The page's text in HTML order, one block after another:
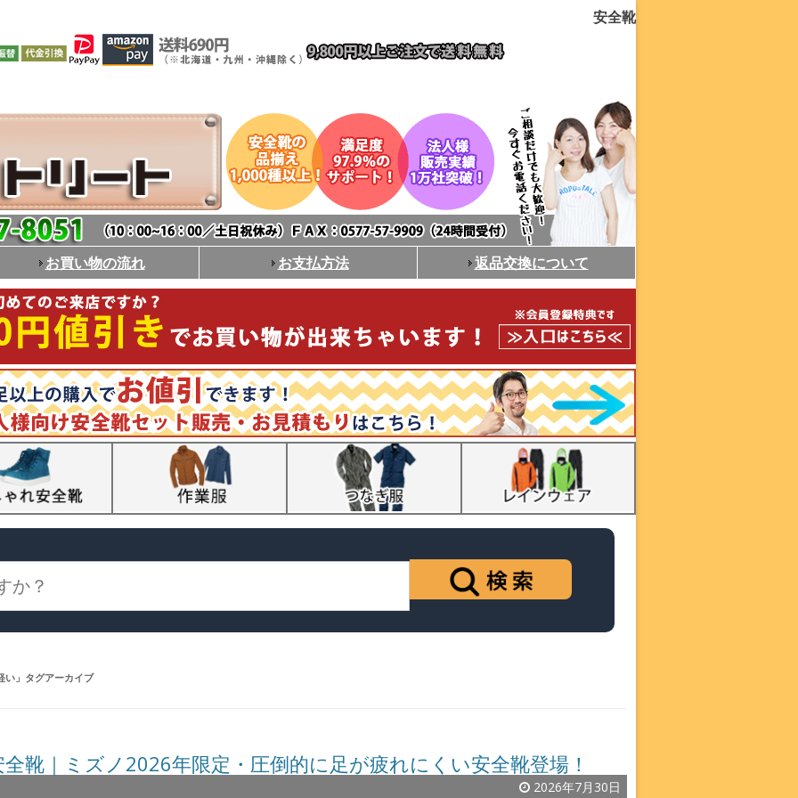
安全靴
お買い物の流れ お支払方法 返品交換について
い 」タグアーカイブ
全靴｜ミズノ2026年限定・圧倒的に足が疲れにくい安全靴登場！
2026年7月30日